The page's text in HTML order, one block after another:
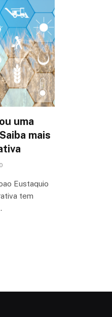
uma
mais
0
Eustaquio
tem